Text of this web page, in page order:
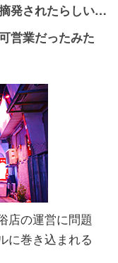
発されたらしい…
営業だったみた
店の運営に問題
に巻き込まれる